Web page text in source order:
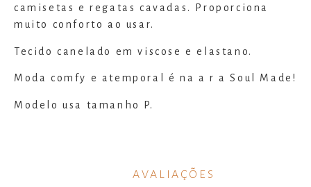
camisetas e regatas cavadas. Proporciona
muito conforto ao usar.
Tecido canelado em viscose e elastano.
Moda comfy e atemporal é na a r a Soul Made!
Modelo usa tamanho P.
AVALIAÇÕES